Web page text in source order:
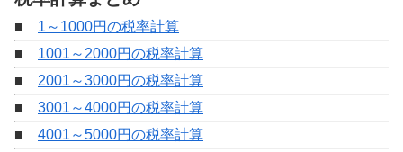
■ 1～1000円の税率計算
■ 1001～2000円の税率計算
■ 2001～3000円の税率計算
■ 3001～4000円の税率計算
■ 4001～5000円の税率計算